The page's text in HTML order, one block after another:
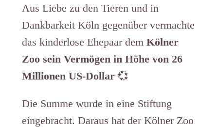
Aus Liebe zu den Tieren und in
Dankbarkeit Köln gegenüber vermachte
das kinderlose Ehepaar dem Kölner
Zoo sein Vermögen in Höhe von 26
Millionen US-Dollar💞
Die Summe wurde in eine Stiftung
eingebracht. Daraus hat der Kölner Zoo